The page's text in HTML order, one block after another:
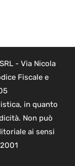
- Via Nicola
Fiscale e
in quanto
Non può
ai sensi